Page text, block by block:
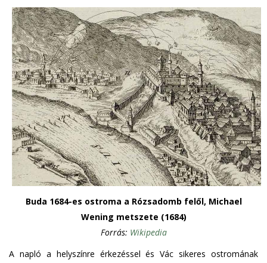
Buda 1684-es ostroma a Rózsadomb felől, Michael
Wening metszete (1684)
Forrás: Wikipedia
A napló a helyszínre érkezéssel és Vác sikeres ostromának